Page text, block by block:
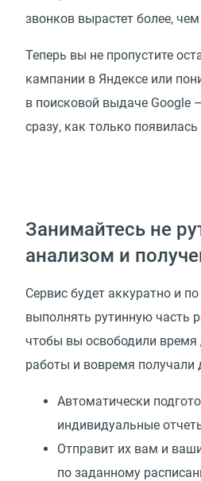
звонков вырастет более, чем
Теперь вы не пропустите
кампании в Яндексе или
в поисковой выдаче Google
сразу, как только
Занимайтесь не
анализом и
Сервис будет аккуратно и
выполнять рутинную часть
чтобы вы освободили время
работы и вовремя получали
Автоматически
индивидуальные
Отправит их вам и
по заданному